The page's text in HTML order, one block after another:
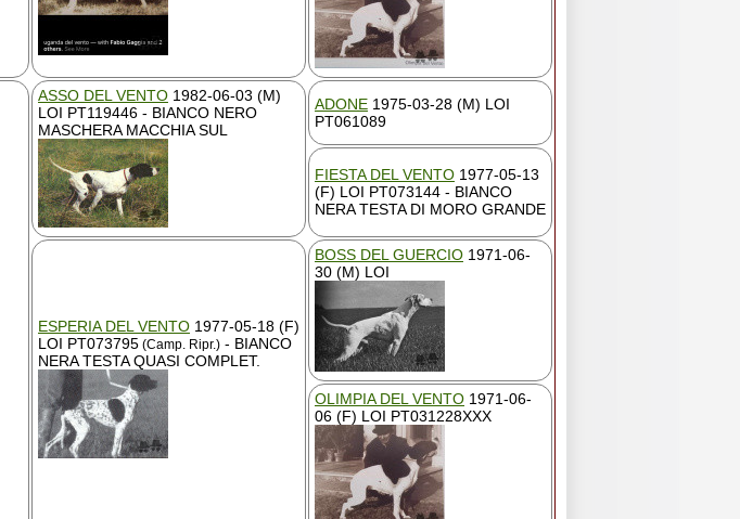
ASSO DEL VENTO 1982-06-03 (M)
LOI PT119446 - BIANCO NERO
MASCHERA MACCHIA SUL
ADONE 1975-03-28 (M) LOI
PT061089
FIESTA DEL VENTO 1977-05-13
(F) LOI PT073144 - BIANCO
NERA TESTA DI MORO GRANDE
ESPERIA DEL VENTO 1977-05-18 (F)
LOI PT073795 (Camp. Ripr.) - BIANCO
NERA TESTA QUASI COMPLET.
BOSS DEL GUERCIO 1971-06-
30 (M) LOI
OLIMPIA DEL VENTO 1971-06-
06 (F) LOI PT031228XXX